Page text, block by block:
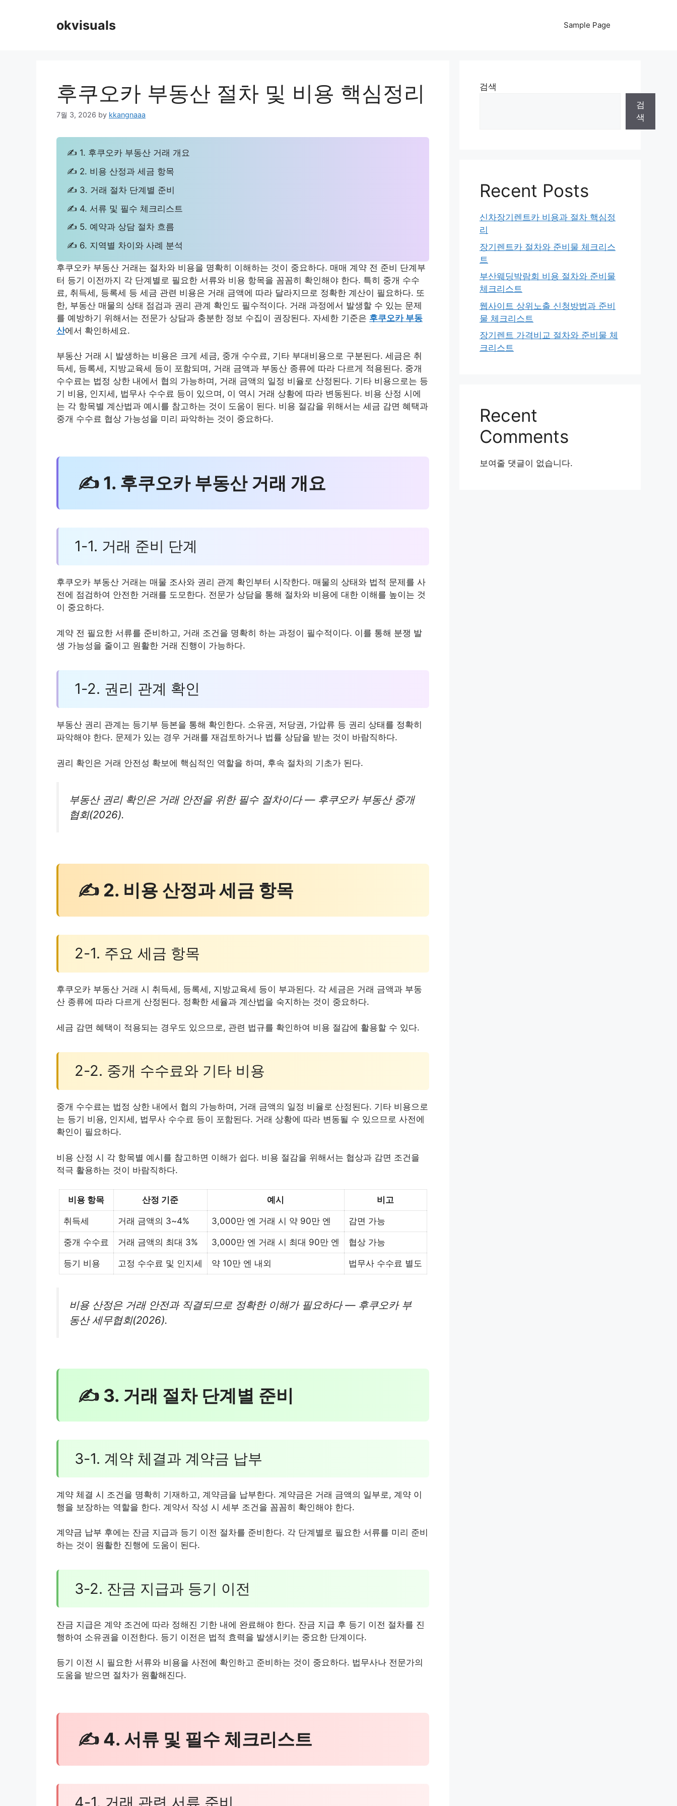
okvisuals Sample Page
후쿠오카 부동산 절차 및 비용 핵심정리
7월 3, 2026 by kkangnaaa
✍ 1. 후쿠오카 부동산 거래 개요
✍ 2. 비용 산정과 세금 항목
✍ 3. 거래 절차 단계별 준비
✍ 4. 서류 및 필수 체크리스트
✍ 5. 예약과 상담 절차 흐름
✍ 6. 지역별 차이와 사례 분석
후쿠오카 부동산 거래는 절차와 비용을 명확히 이해하는 것이 중요하다. 매매 계약 전 준비 단계부
터 등기 이전까지 각 단계별로 필요한 서류와 비용 항목을 꼼꼼히 확인해야 한다. 특히 중개 수수
료, 취득세, 등록세 등 세금 관련 비용은 거래 금액에 따라 달라지므로 정확한 계산이 필요하다. 또
한, 부동산 매물의 상태 점검과 권리 관계 확인도 필수적이다. 거래 과정에서 발생할 수 있는 문제
를 예방하기 위해서는 전문가 상담과 충분한 정보 수집이 권장된다. 자세한 기준은 후쿠오카 부동
산에서 확인하세요.
부동산 거래 시 발생하는 비용은 크게 세금, 중개 수수료, 기타 부대비용으로 구분된다. 세금은 취
득세, 등록세, 지방교육세 등이 포함되며, 거래 금액과 부동산 종류에 따라 다르게 적용된다. 중개
수수료는 법정 상한 내에서 협의 가능하며, 거래 금액의 일정 비율로 산정된다. 기타 비용으로는 등
기 비용, 인지세, 법무사 수수료 등이 있으며, 이 역시 거래 상황에 따라 변동된다. 비용 산정 시에
는 각 항목별 계산법과 예시를 참고하는 것이 도움이 된다. 비용 절감을 위해서는 세금 감면 혜택과
중개 수수료 협상 가능성을 미리 파악하는 것이 중요하다.
✍ 1. 후쿠오카 부동산 거래 개요
1-1. 거래 준비 단계
후쿠오카 부동산 거래는 매물 조사와 권리 관계 확인부터 시작한다. 매물의 상태와 법적 문제를 사
전에 점검하여 안전한 거래를 도모한다. 전문가 상담을 통해 절차와 비용에 대한 이해를 높이는 것
이 중요하다.
계약 전 필요한 서류를 준비하고, 거래 조건을 명확히 하는 과정이 필수적이다. 이를 통해 분쟁 발
생 가능성을 줄이고 원활한 거래 진행이 가능하다.
1-2. 권리 관계 확인
부동산 권리 관계는 등기부 등본을 통해 확인한다. 소유권, 저당권, 가압류 등 권리 상태를 정확히
파악해야 한다. 문제가 있는 경우 거래를 재검토하거나 법률 상담을 받는 것이 바람직하다.
권리 확인은 거래 안전성 확보에 핵심적인 역할을 하며, 후속 절차의 기초가 된다.
부동산 권리 확인은 거래 안전을 위한 필수 절차이다 — 후쿠오카 부동산 중개
협회(2026).
✍ 2. 비용 산정과 세금 항목
2-1. 주요 세금 항목
후쿠오카 부동산 거래 시 취득세, 등록세, 지방교육세 등이 부과된다. 각 세금은 거래 금액과 부동
산 종류에 따라 다르게 산정된다. 정확한 세율과 계산법을 숙지하는 것이 중요하다.
세금 감면 혜택이 적용되는 경우도 있으므로, 관련 법규를 확인하여 비용 절감에 활용할 수 있다.
2-2. 중개 수수료와 기타 비용
중개 수수료는 법정 상한 내에서 협의 가능하며, 거래 금액의 일정 비율로 산정된다. 기타 비용으로
는 등기 비용, 인지세, 법무사 수수료 등이 포함된다. 거래 상황에 따라 변동될 수 있으므로 사전에
확인이 필요하다.
비용 산정 시 각 항목별 예시를 참고하면 이해가 쉽다. 비용 절감을 위해서는 협상과 감면 조건을
적극 활용하는 것이 바람직하다.
비용 항목 산정 기준 예시 비고
취득세 거래 금액의 3~4% 3,000만 엔 거래 시 약 90만 엔 감면 가능
중개 수수료 거래 금액의 최대 3% 3,000만 엔 거래 시 최대 90만 엔 협상 가능
등기 비용 고정 수수료 및 인지세 약 10만 엔 내외 법무사 수수료 별도
비용 산정은 거래 안전과 직결되므로 정확한 이해가 필요하다 — 후쿠오카 부
동산 세무협회(2026).
✍ 3. 거래 절차 단계별 준비
3-1. 계약 체결과 계약금 납부
계약 체결 시 조건을 명확히 기재하고, 계약금을 납부한다. 계약금은 거래 금액의 일부로, 계약 이
행을 보장하는 역할을 한다. 계약서 작성 시 세부 조건을 꼼꼼히 확인해야 한다.
계약금 납부 후에는 잔금 지급과 등기 이전 절차를 준비한다. 각 단계별로 필요한 서류를 미리 준비
하는 것이 원활한 진행에 도움이 된다.
3-2. 잔금 지급과 등기 이전
잔금 지급은 계약 조건에 따라 정해진 기한 내에 완료해야 한다. 잔금 지급 후 등기 이전 절차를 진
행하여 소유권을 이전한다. 등기 이전은 법적 효력을 발생시키는 중요한 단계이다.
등기 이전 시 필요한 서류와 비용을 사전에 확인하고 준비하는 것이 중요하다. 법무사나 전문가의
도움을 받으면 절차가 원활해진다.
✍ 4. 서류 및 필수 체크리스트
4-1. 거래 관련 서류 준비
검색
검
색
Recent Posts
신차장기렌트카 비용과 절차 핵심정
리
장기렌트카 절차와 준비물 체크리스
트
부산웨딩박람회 비용 절차와 준비물
체크리스트
웹사이트 상위노출 신청방법과 준비
물 체크리스트
장기렌트 가격비교 절차와 준비물 체
크리스트
Recent
Comments
보여줄 댓글이 없습니다.